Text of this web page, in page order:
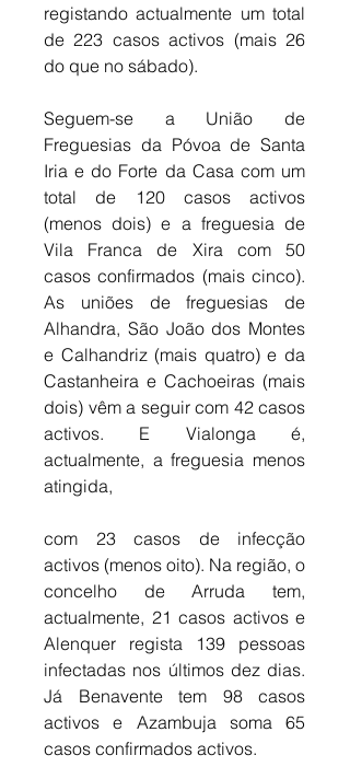
registando actualmente um total
de 223 casos activos (mais 26
do que no sábado).
Seguem-se a União de
Freguesias da Póvoa de Santa
Iria e do Forte da Casa com um
total de 120 casos activos
(menos dois) e a freguesia de
Vila Franca de Xira com 50
casos confirmados (mais cinco).
As uniões de freguesias de
Alhandra, São João dos Montes
e Calhandriz (mais quatro) e da
Castanheira e Cachoeiras (mais
dois) vêm a seguir com 42 casos
activos. E Vialonga é,
actualmente, a freguesia menos
atingida,
com 23 casos de infecção
activos (menos oito). Na região, o
concelho de Arruda tem,
actualmente, 21 casos activos e
Alenquer regista 139 pessoas
infectadas nos últimos dez dias.
Já Benavente tem 98 casos
activos e Azambuja soma 65
casos confirmados activos.